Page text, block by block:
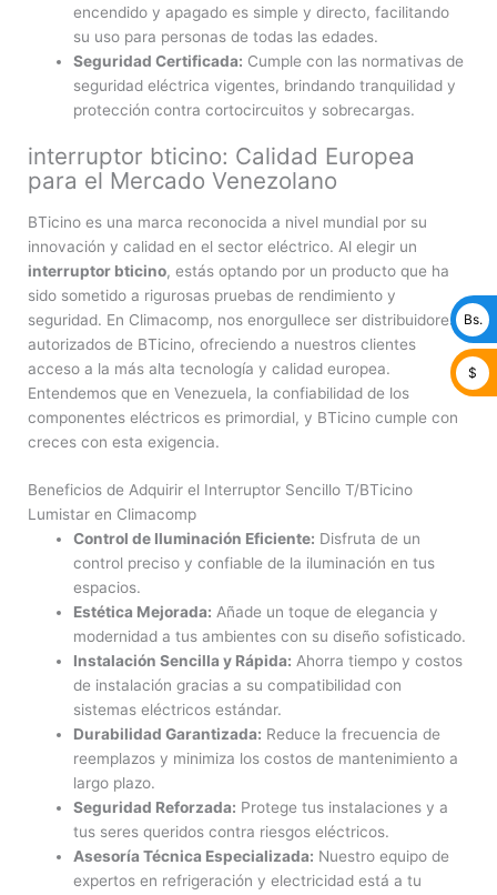
encendido y apagado es simple y directo, facilitando
su uso para personas de todas las edades.
Seguridad Certificada: Cumple con las normativas de
seguridad eléctrica vigentes, brindando tranquilidad y
protección contra cortocircuitos y sobrecargas.
interruptor bticino: Calidad Europea
para el Mercado Venezolano
BTicino es una marca reconocida a nivel mundial por su
innovación y calidad en el sector eléctrico. Al elegir un
interruptor bticino, estás optando por un producto que ha
sido sometido a rigurosas pruebas de rendimiento y
seguridad. En Climacomp, nos enorgullece ser distribuidores
autorizados de BTicino, ofreciendo a nuestros clientes
acceso a la más alta tecnología y calidad europea.
Entendemos que en Venezuela, la confiabilidad de los
componentes eléctricos es primordial, y BTicino cumple con
creces con esta exigencia.
Beneficios de Adquirir el Interruptor Sencillo T/BTicino
Lumistar en Climacomp
Control de Iluminación Eficiente: Disfruta de un
control preciso y confiable de la iluminación en tus
espacios.
Estética Mejorada: Añade un toque de elegancia y
modernidad a tus ambientes con su diseño sofisticado.
Instalación Sencilla y Rápida: Ahorra tiempo y costos
de instalación gracias a su compatibilidad con
sistemas eléctricos estándar.
Durabilidad Garantizada: Reduce la frecuencia de
reemplazos y minimiza los costos de mantenimiento a
largo plazo.
Seguridad Reforzada: Protege tus instalaciones y a
tus seres queridos contra riesgos eléctricos.
Asesoría Técnica Especializada: Nuestro equipo de
expertos en refrigeración y electricidad está a tu
Bs.
$